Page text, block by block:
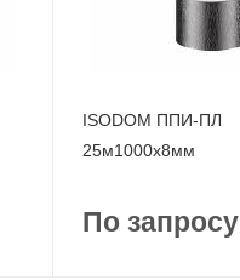
ISODOM ППИ-ПЛ
25м1000x8мм
По запросу